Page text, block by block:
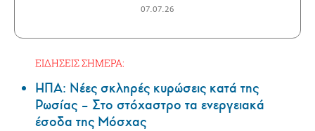
07.07.26
ΕΙΔΗΣΕΙΣ ΣΗΜΕΡΑ:
ΗΠΑ: Nέες σκληρές κυρώσεις κατά της
Ρωσίας – Στο στόχαστρο τα ενεργειακά
έσοδα της Μόσχας